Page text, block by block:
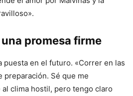
promesa firme
puesta en el futuro. «Correr en las
preparación. Sé que me
clima hostil, pero tengo claro